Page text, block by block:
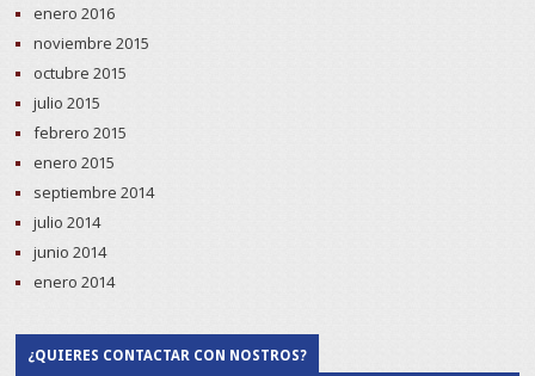
enero 2016
noviembre 2015
octubre 2015
julio 2015
febrero 2015
enero 2015
septiembre 2014
julio 2014
junio 2014
enero 2014
¿QUIERES CONTACTAR CON NOSTROS?